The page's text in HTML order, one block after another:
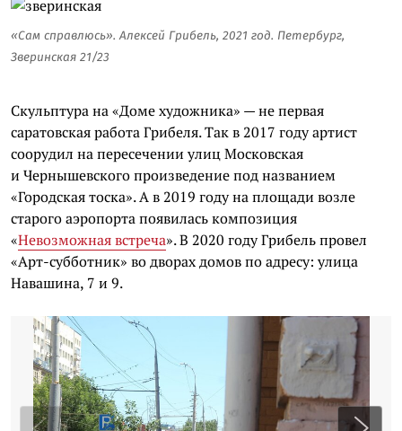
«Сам справлюсь». Алексей Грибель, 2021 год. Петербург,
Зверинская 21/23
Скульптура на «Доме художника» — не первая
саратовская работа Грибеля. Так в 2017 году артист
соорудил на пересечении улиц Московская
и Чернышевского произведение под названием
«Городская тоска». А в 2019 году на площади возле
старого аэропорта появилась композиция
«Невозможная встреча». В 2020 году Грибель провел
«Арт-субботник» во дворах домов по адресу: улица
Навашина, 7 и 9.